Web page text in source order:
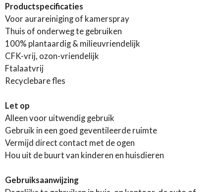
Productspecificaties
Voor aurareiniging of kamerspray
Thuis of onderweg te gebruiken
100% plantaardig & milieuvriendelijk
CFK-vrij, ozon-vriendelijk
Ftalaatvrij
Recyclebare fles
Let op
Alleen voor uitwendig gebruik
Gebruik in een goed geventileerde ruimte
Vermijd direct contact met de ogen
Hou uit de buurt van kinderen en huisdieren
Gebruiksaanwijzing